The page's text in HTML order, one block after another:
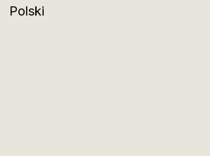
Polski